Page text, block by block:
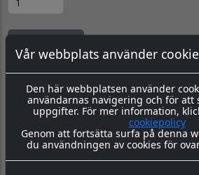
Vår webbplats använder
Den här webbplatsen använder
användarnas navigering och för att
uppgifter. För mer information,
cookiepolicy
Genom att fortsätta surfa på denna
du användningen av cookies för
Kommentarer
Produktbeskrivning
Dokument